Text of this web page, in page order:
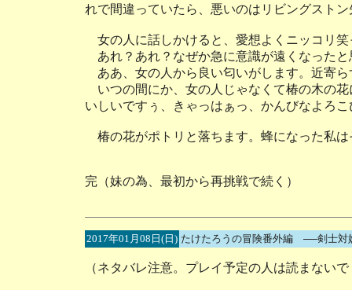
れで間違っていたら、悪いのはリビングスト
女の人に話しかけると、愛想よくニッコリ
あれ？あれ？なぜか急に意識が遠くなった
ああ、女の人から良い匂いがします。近寄ら
いつの間にか、女の人じゃなくて椿の木の
いしいですぅ、きゃっはぁっ、かんびなよろ
椿の花がポトリと落ちます。蜂になった私
完（妹の為、最初から再挑戦で続く）
2017年01月08日(日) たけたろうの冒険番外編 ──剣士
（ネタバレ注意。プレイ予定の人は読まない